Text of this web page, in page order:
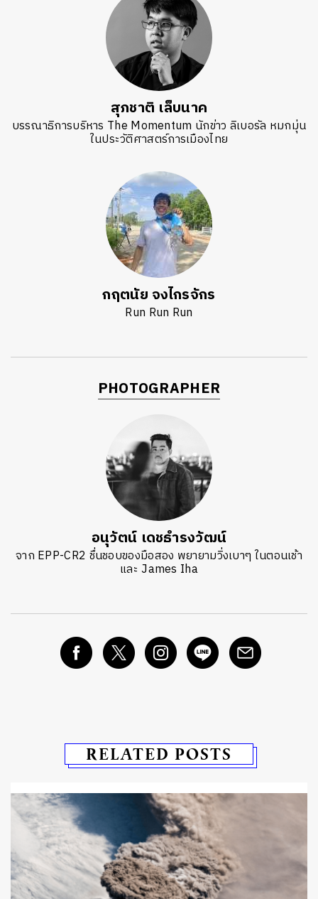
สุภชาติ เล็บนาค
บรรณาธิการบริหาร The Momentum นักข่าว ลิเบอรัล หมกมุ่น
ในประวัติศาสตร์การเมืองไทย
กฤตนัย จงไกรจักร
Run Run Run
PHOTOGRAPHER
อนุวัตน์ เดชธำรงวัฒน์
จาก EPP-CR2 ชื่นชอบของมือสอง พยายามวิ่งเบาๆ ในตอนเช้า
และ James Iha
RELATED POSTS